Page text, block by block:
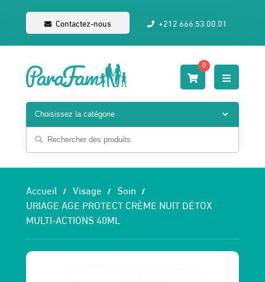
Contactez-nous +212 666.53.00.01
0
Accueil Visage
Soin
URIAGE AGE PROTECT CRÈME NUIT DÉTOX
MULTI-ACTIONS 40ML